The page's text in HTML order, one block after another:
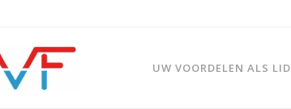
UW VOORDELEN ALS LID